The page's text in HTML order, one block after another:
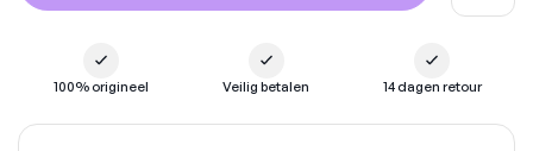
100% origineel Veilig betalen 14 dagen retour